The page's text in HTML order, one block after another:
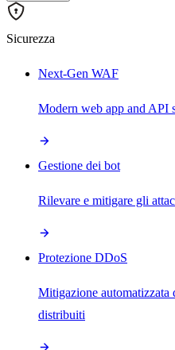
Sicurezza
Next-Gen WAF
Modern web app and API
Gestione dei bot
Rilevare e mitigare gli
Protezione DDoS
Mitigazione automatizzata
distribuiti